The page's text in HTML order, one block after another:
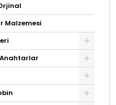
Malzemesi